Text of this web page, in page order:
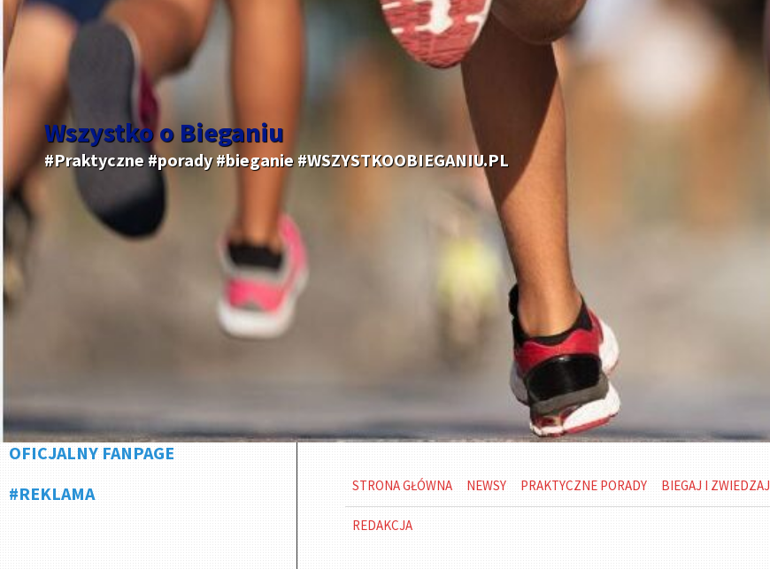
Wszystko o Bieganiu
#Praktyczne #porady #bieganie #WSZYSTKOOBIEGANIU.PL
OFICJALNY FANPAGE
#REKLAMA
STRONA GŁÓWNA NEWSY PRAKTYCZNE PORADY BIEGAJ I ZWIEDZAJ
REDAKCJA